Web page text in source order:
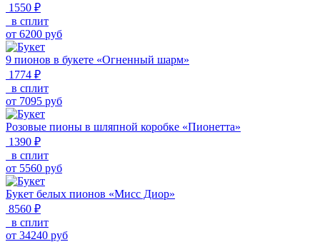
1550 ₽
в сплит
от 6200 руб
9 пионов в букете «Огненный шарм»
1774 ₽
в сплит
от 7095 руб
Розовые пионы в шляпной коробке «Пионетта»
1390 ₽
в сплит
от 5560 руб
Букет белых пионов «Мисс Диор»
8560 ₽
в сплит
от 34240 руб